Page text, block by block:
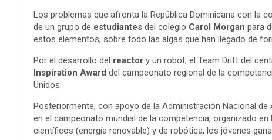
Los problemas que afronta la República Dominicana con la
de un grupo de estudiantes del colegio Carol Morgan para
estos elementos, sobre todo las algas que han llegado de
Por el desarrollo del reactor y un robot, el Team Drift del
Inspiration Award del campeonato regional de la
Unidos.
Posteriormente, con apoyo de la Administración Nacional
en el campeonato mundial de la competencia, organizado
científicos (energía renovable) y de robótica, los jóvenes